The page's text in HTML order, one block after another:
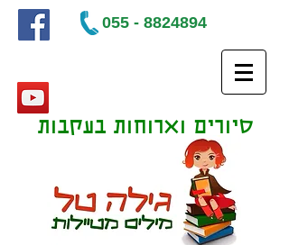
055 - 8824894
סיורים וארוחות בעקבות